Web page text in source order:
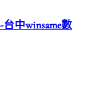
中winsame數